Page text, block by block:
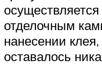
отделочным
нанесении
оставалось